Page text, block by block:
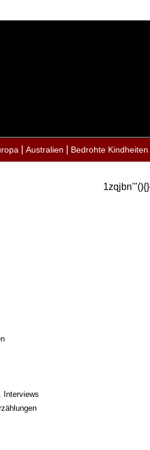
Australien Bedrohte Kindheiten
Interviews